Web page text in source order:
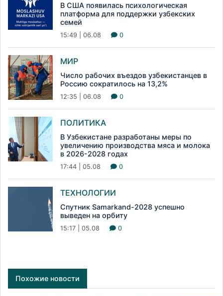
В США появилась психологическая
платформа для поддержки узбекских
семей
15:49 | 06.08 0
МИР
Число рабочих въездов узбекистанцев в
Россию сократилось на 13,2%
12:35 | 06.08 0
ПОЛИТИКА
В Узбекистане разработаны меры по
увеличению производства мяса и молока
в 2026-2028 годах
17:44 | 05.08 0
ТЕХНОЛОГИИ
Спутник Samarkand-2028 успешно
выведен на орбиту
15:17 | 05.08 0
Похожие новости